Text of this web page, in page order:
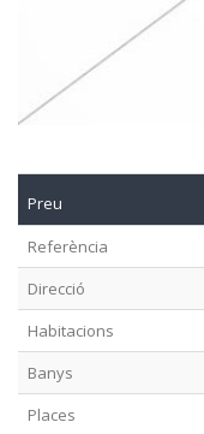
Preu
Referència
Direcció
Habitacions
Banys
Places